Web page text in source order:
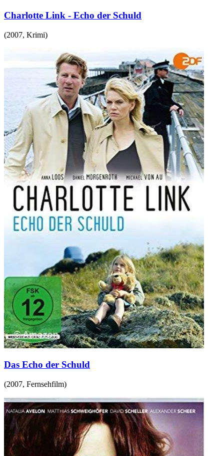
Charlotte Link - Echo der Schuld
(2007, Krimi)
Das Echo der Schuld
(2007, Fernsehfilm)